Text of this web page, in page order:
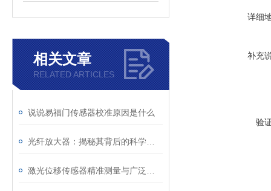
相关文章
RELATED ARTICLES
说说易福门传感器校准原因是什么
详细
补充
验